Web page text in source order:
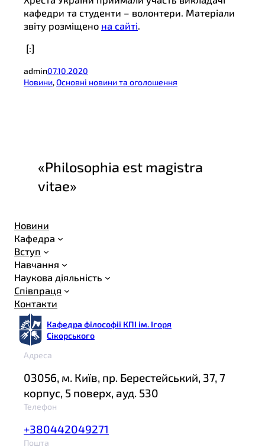
кафедри та студенти – волонтери. Матеріали
звіту розміщено на сайті.
[:]
admin07.10.2020
Новини, Основні новини та оголошення
«Philosophia est magistra
vitae»
Новини
Кафедра
Вступ
Навчання
Наукова діяльність
Співпраця
Контакти
Кафедра філософії КПІ ім. Ігоря
Сікорського
Адреса
03056, м. Київ, пр. Берестейський, 37, 7
корпус, 5 поверх, ауд. 530
Телефон
+380442049271
Пошта